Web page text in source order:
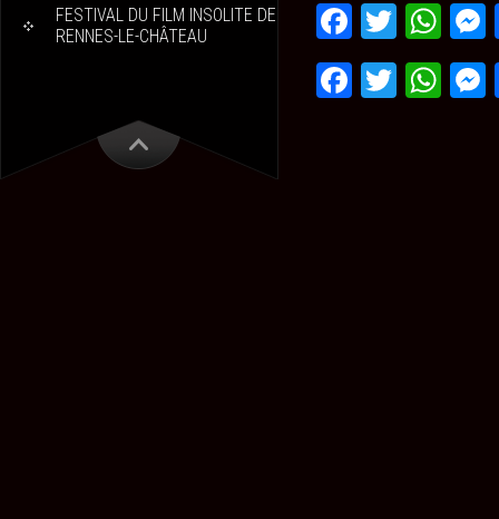
FESTIVAL DU FILM INSOLITE DE
RENNES-LE-CHÂTEAU